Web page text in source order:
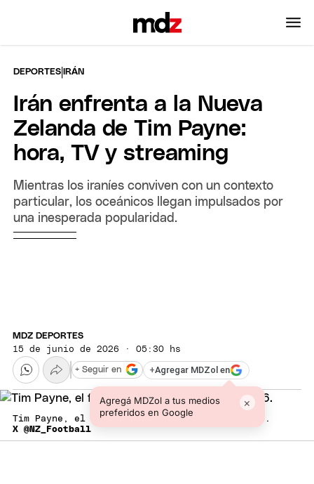
DEPORTES | IRÁN
Irán enfrenta a la Nueva
Zelanda de Tim Payne:
hora, TV y streaming
Mientras los iraníes conviven con un contexto
particular, los oceánicos llegan impulsados por
una inesperada popularidad.
MDZ DEPORTES
15 de junio de 2026 · 05:30 hs
+Agregar MDZol en
Agregá MDZol a tus medios
preferidos en Google
×
+ Seguir en
Tim Payne, el fenómeno viral del Mundial 2026.
X @NZ_Football